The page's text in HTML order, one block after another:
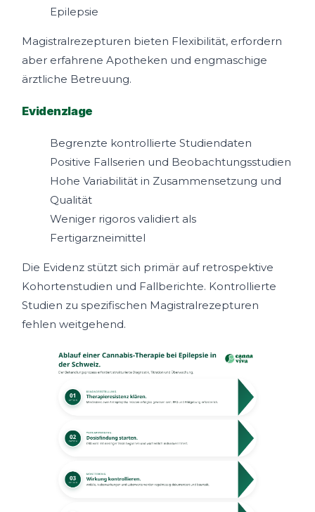
Epilepsie
Magistralrezepturen bieten Flexibilität, erfordern
aber erfahrene Apotheken und engmaschige
ärztliche Betreuung.
Evidenzlage
Begrenzte kontrollierte Studiendaten
Positive Fallserien und Beobachtungsstudien
Hohe Variabilität in Zusammensetzung und
Qualität
Weniger rigoros validiert als
Fertigarzneimittel
Die Evidenz stützt sich primär auf retrospektive
Kohortenstudien und Fallberichte. Kontrollierte
Studien zu spezifischen Magistralrezepturen
fehlen weitgehend.